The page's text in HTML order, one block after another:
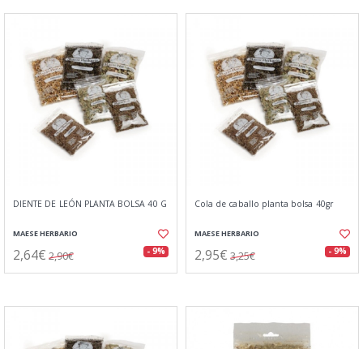
DIENTE DE LEÓN PLANTA BOLSA 40 G
MAESE HERBARIO
2,64€ 2,90€ - 9%
Cola de caballo planta bolsa 40gr
MAESE HERBARIO
2,95€ 3,25€ - 9%